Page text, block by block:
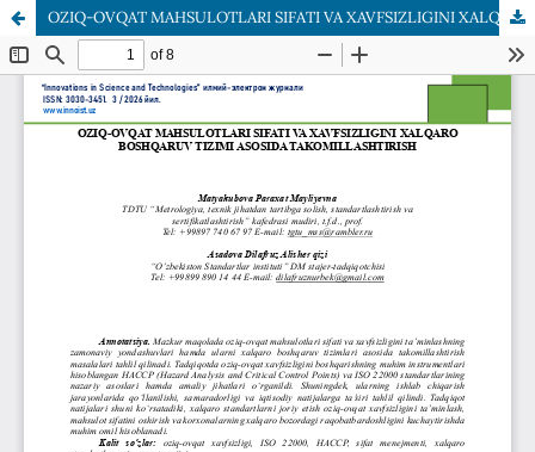
OZIQ-OVQAT MAHSULOTLARI SIFATI VA XAVFSIZLIGINI XALQARO BOSHQARUV TIZIMI ASOSIDA TAKOMILLASHTIRISH